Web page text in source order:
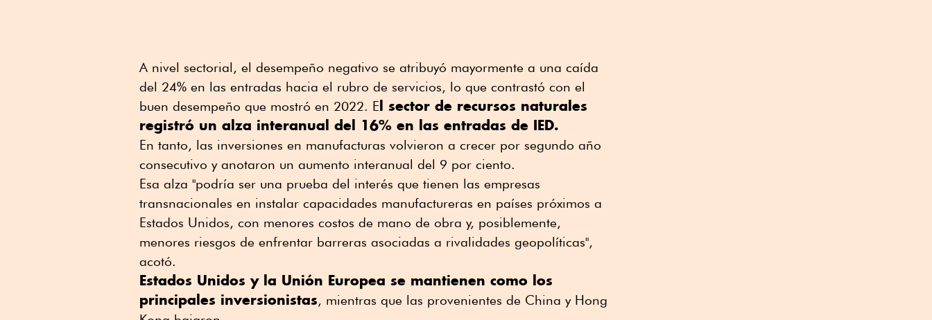
A nivel sectorial, el desempeño negativo se atribuyó mayormente a una caída
del 24% en las entradas hacia el rubro de servicios, lo que contrastó con el
buen desempeño que mostró en 2022. El sector de recursos naturales
registró un alza interanual del 16% en las entradas de IED.
En tanto, las inversiones en manufacturas volvieron a crecer por segundo año
consecutivo y anotaron un aumento interanual del 9 por ciento.
Esa alza "podría ser una prueba del interés que tienen las empresas
transnacionales en instalar capacidades manufactureras en países próximos a
Estados Unidos, con menores costos de mano de obra y, posiblemente,
menores riesgos de enfrentar barreras asociadas a rivalidades geopolíticas",
acotó.
Estados Unidos y la Unión Europea se mantienen como los
principales inversionistas, mientras que las provenientes de China y Hong